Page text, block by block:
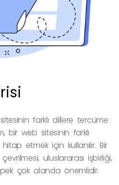
farklı dillere tercüme
bir web sitesinin farklı
etmek için kullanılır. Bir
uluslararası işbirliği,
çok alanda önemlidir.